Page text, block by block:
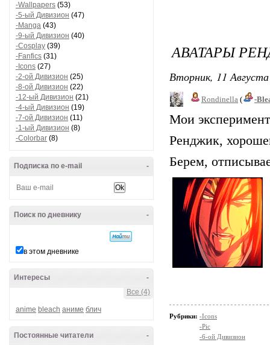
-Wallpapers (53)
-5-ый Дивизион (47)
-Manga (43)
-9-ый Дивизион (40)
-Cosplay (39)
-Fanfics (31)
-Icons (27)
-2-ой Дивизион (25)
-8-ой Дивизион (22)
-12-ый Дивизион (21)
-4-ый Дивизион (19)
-7-ой Дивизион (11)
-1-ый Дивизион (8)
-Colorbar (8)
-
Подписка по e-mail
-
Поиск по дневнику
в этом дневнике
-
Интересы
Все (4)
anime bleach аниме блич
-
Постоянные читатели
АВАТАРЫ
Вторник, 11
Rondinella ( -
Мои
Ренджик,
Берем,
Рубрики: -Icons
-Pic
-6-ой Дивизион